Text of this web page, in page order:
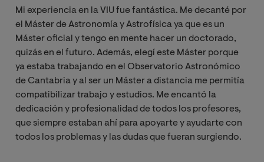
Mi experiencia en la VIU fue fantástica. Me decanté por
el Máster de Astronomía y Astrofísica ya que es un
Máster oficial y tengo en mente hacer un doctorado,
quizás en el futuro. Además, elegí este Máster porque
ya estaba trabajando en el Observatorio Astronómico
de Cantabria y al ser un Máster a distancia me permitía
compatibilizar trabajo y estudios. Me encantó la
dedicación y profesionalidad de todos los profesores,
que siempre estaban ahí para apoyarte y ayudarte con
todos los problemas y las dudas que fueran surgiendo.